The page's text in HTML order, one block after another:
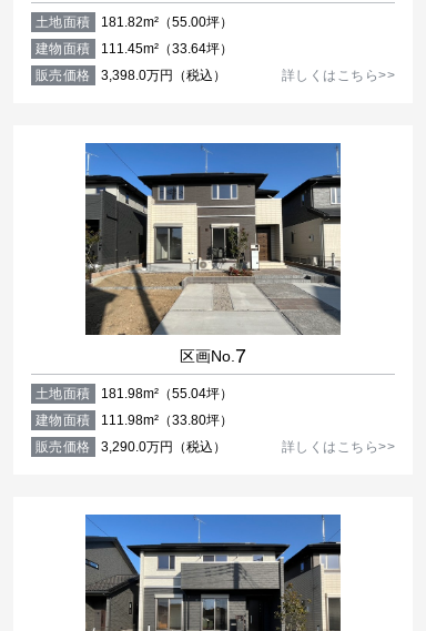
土地面積
181.82m²（55.00坪）
建物面積
111.45m²（33.64坪）
販売価格
3,398.0万円（税込） 詳しくはこちら>>
区画No. 7
土地面積
181.98m²（55.04坪）
建物面積
111.98m²（33.80坪）
販売価格
3,290.0万円（税込） 詳しくはこちら>>